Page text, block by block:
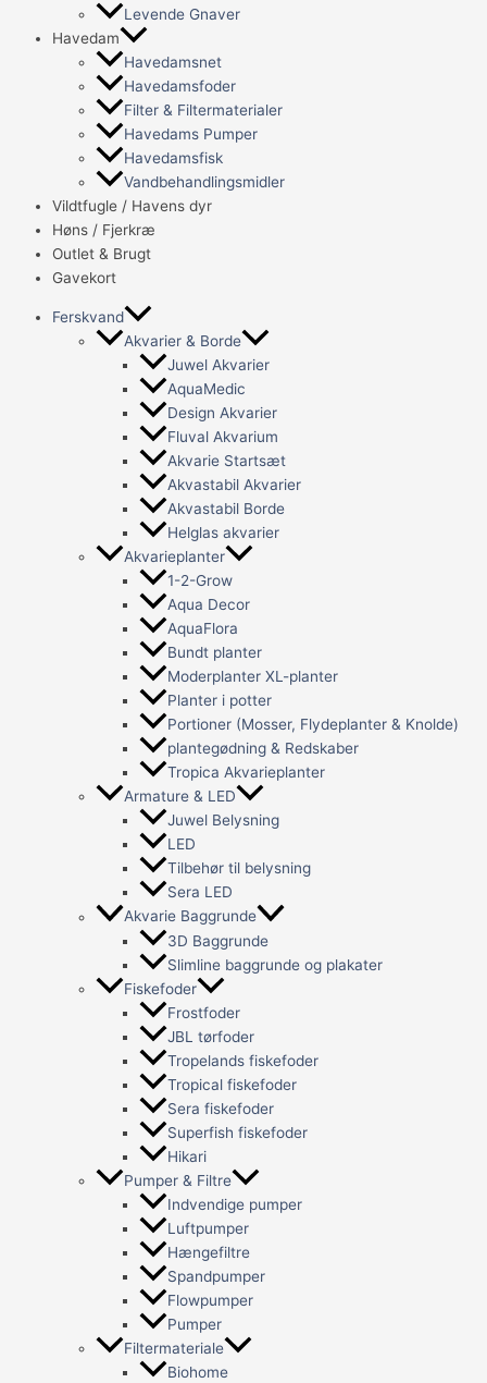
Levende Gnaver
Havedam
Havedamsnet
Havedamsfoder
Filter & Filtermaterialer
Havedams Pumper
Havedamsfisk
Vandbehandlingsmidler
Vildtfugle / Havens dyr
Høns / Fjerkræ
Outlet & Brugt
Gavekort
Ferskvand
Akvarier & Borde
Juwel Akvarier
AquaMedic
Design Akvarier
Fluval Akvarium
Akvarie Startsæt
Akvastabil Akvarier
Akvastabil Borde
Helglas akvarier
Akvarieplanter
1-2-Grow
Aqua Decor
AquaFlora
Bundt planter
Moderplanter XL-planter
Planter i potter
Portioner (Mosser, Flydeplanter & Knolde)
plantegødning & Redskaber
Tropica Akvarieplanter
Armature & LED
Juwel Belysning
LED
Tilbehør til belysning
Sera LED
Akvarie Baggrunde
3D Baggrunde
Slimline baggrunde og plakater
Fiskefoder
Frostfoder
JBL tørfoder
Tropelands fiskefoder
Tropical fiskefoder
Sera fiskefoder
Superfish fiskefoder
Hikari
Pumper & Filtre
Indvendige pumper
Luftpumper
Hængefiltre
Spandpumper
Flowpumper
Pumper
Filtermateriale
Biohome